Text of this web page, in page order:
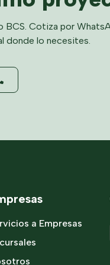
Cotiza por
donde lo necesites.
a Empresas